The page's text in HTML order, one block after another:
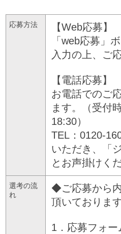
応募方法
【Web応募】
「web応募」
入力の上、ご
【電話応募】
お電話でのご
ます。（受付
18:30）
TEL：0120-
いただき、「
とお声掛けく
選考の流
れ
◆ご応募から
頂いております
1．応募フォ